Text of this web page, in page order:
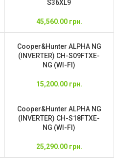
S36XL9
45,560.00 грн.
Cooper&Hunter ALPHA NG
(INVERTER) CH-S09FTXE-
NG (WI-FI)
15,200.00 грн.
Cooper&Hunter ALPHA NG
(INVERTER) CH-S18FTXE-
NG (WI-FI)
25,290.00 грн.